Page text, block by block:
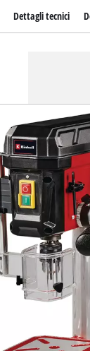
Dettagli tecnici